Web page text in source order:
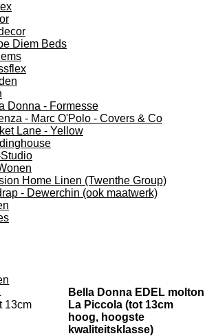
Diem Beds
Donna - Formesse
- Marc O'Polo - Covers & Co
Lane - Yellow
Home Linen (Twenthe Group)
- Dewerchin (ook maatwerk)
Bella Donna EDEL molton
La Piccola (tot 13cm
hoog, hoogste
kwaliteitsklasse)